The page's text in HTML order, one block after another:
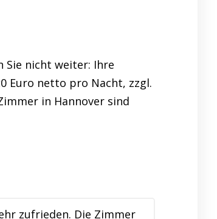
Sie nicht weiter: Ihre
Euro netto pro Nacht, zzgl.
in Hannover sind
zufrieden. Die Zimmer